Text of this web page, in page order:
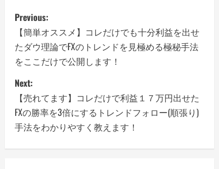
P
o
s
t
n
a
v
i
Previous:
【簡単オススメ】コレだけでも十分利益を出せ
たダウ理論でFXのトレンドを見極める極秘手法
をここだけで公開します！
Next:
【売れてます】コレだけで利益１７万円出せた
FXの勝率を3倍にするトレンドフォロー(順張り)
手法をわかりやすく教えます！